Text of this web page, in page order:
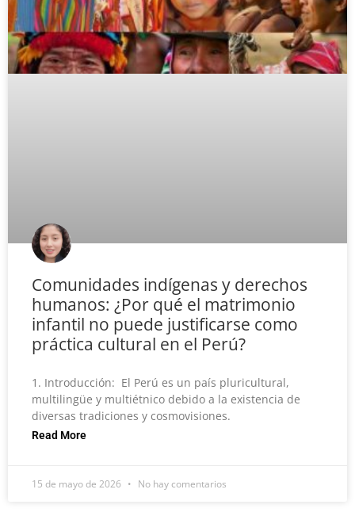
Comunidades indígenas y derechos
humanos: ¿Por qué el matrimonio
infantil no puede justificarse como
práctica cultural en el Perú?
1. Introducción: El Perú es un país pluricultural,
multilingüe y multiétnico debido a la existencia de
diversas tradiciones y cosmovisiones.
Read More
15 de mayo de 2026 No hay comentarios